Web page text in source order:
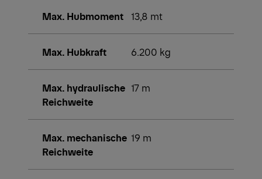
Max. Hubmoment 13,8 mt
Max. Hubkraft 6.200 kg
Max. hydraulische
Reichweite
17 m
Max. mechanische
Reichweite
19 m